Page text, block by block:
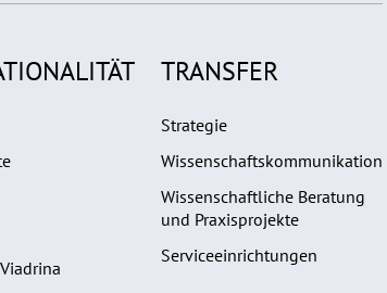
TRANSFER
Strategie
Wissenschaftskommunikation
Wissenschaftliche Beratung
und Praxisprojekte
Serviceeinrichtungen